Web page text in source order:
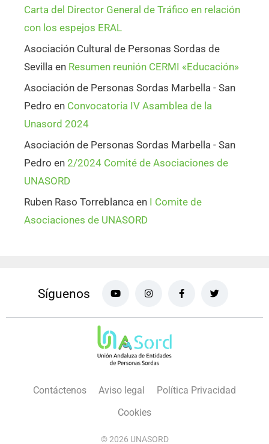
Carta del Director General de Tráfico en relación
con los espejos ERAL
Asociación Cultural de Personas Sordas de
Sevilla en Resumen reunión CERMI «Educación»
Asociación de Personas Sordas Marbella - San
Pedro en Convocatoria IV Asamblea de la
Unasord 2024
Asociación de Personas Sordas Marbella - San
Pedro en 2/2024 Comité de Asociaciones de
UNASORD
Ruben Raso Torreblanca en I Comite de
Asociaciones de UNASORD
Síguenos
Contáctenos Aviso legal
Política Privacidad
Cookies
© 2026 UNASORD